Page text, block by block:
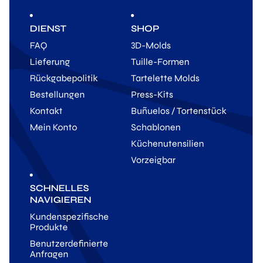
DIENST
FAQ
Lieferung
Rückgabepolitik
Bestellungen
Kontakt
Mein Konto
SHOP
3D-Molds
Tuille-Formen
Tartelette Molds
Press-Kits
Buñuelos / Tortenstück
Schablonen
Küchenutensilien
Vorzeigbar
SCHNELLES
NAVIGIEREN
Kundenspezifische
Produkte
Benutzerdefinierte
Anfragen